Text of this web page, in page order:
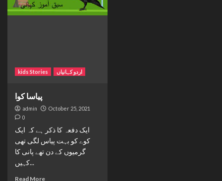
kids Stories اردو کہانیاں
پیاسا کوا
admin October 25, 2021
0
ایک دفعہ کا ذکر ہے کہ ایک
کوے کو بہت پیاس لگی تھی
گرمیوں کے دن تھے پانی کا
کہیں...
Read More